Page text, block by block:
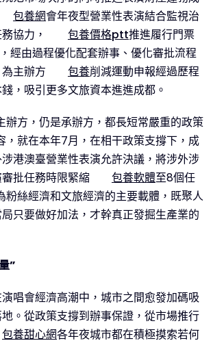
包養網會年夜型營業性表演結合監視治
協力，
包養價格ptt推進履行門票
經由過程優化配套辦事、優化審批流程
主辦方
包養削減運動申報經過歷程
，吸引更多文旅資本進進成都。
辦方，仍是承辦方，都長短常嚴重的政策
，就在本年7月，在相干政策支撐下，成
港澳臺營業性表演允許決議，將涉外涉
批任務時限緊縮
包養軟體至8個任
粉絲經濟和文旅經濟的主要載體，既聚人
只要做好加法，才幹真正發掘生產業的
”
唱會經濟高潮中，城市之間愈發加碼吸
。從政策支撐到辦事保證，從市場推行
包養甜心網各年夜城市都在積極摸索若何